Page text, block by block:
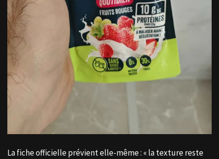
La fiche officielle prévient elle-même : « la texture reste